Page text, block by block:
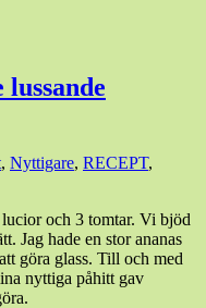
, Nyttigare, RECEPT,
lucior och 3 tomtar. Vi bjöd
Jag hade en stor ananas
göra glass. Till och med
nyttiga påhitt gav